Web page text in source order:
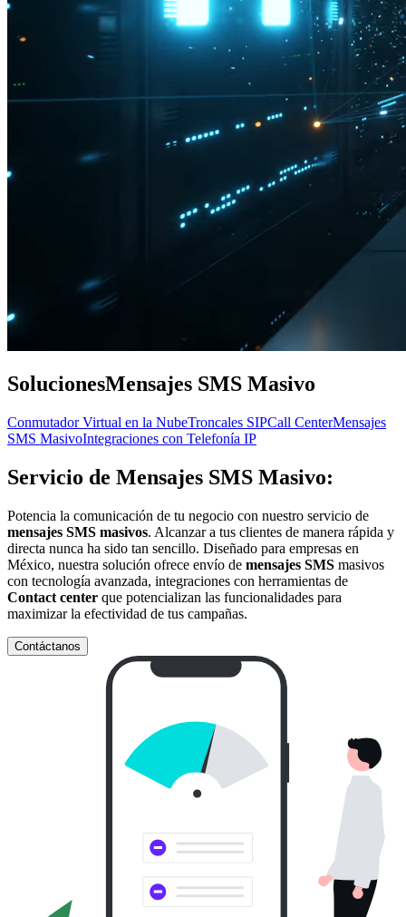
SolucionesMensajes SMS Masivo
Conmutador Virtual en la NubeTroncales SIPCall CenterMensajes
SMS MasivoIntegraciones con Telefonía IP
Servicio de Mensajes SMS Masivo:
Potencia la comunicación de tu negocio con nuestro servicio de
mensajes SMS masivos. Alcanzar a tus clientes de manera rápida y
directa nunca ha sido tan sencillo. Diseñado para empresas en
México, nuestra solución ofrece envío de mensajes SMS masivos
con tecnología avanzada, integraciones con herramientas de
Contact center que potencializan las funcionalidades para
maximizar la efectividad de tus campañas.
Contáctanos